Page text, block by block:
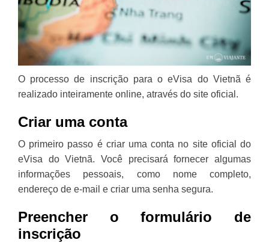
O processo de inscrição para o eVisa do Vietnã é
realizado inteiramente online, através do site oficial.
Criar uma conta
O primeiro passo é criar uma conta no site oficial do
eVisa do Vietnã. Você precisará fornecer algumas
informações pessoais, como nome completo,
endereço de e-mail e criar uma senha segura.
Preencher o formulário de
inscrição